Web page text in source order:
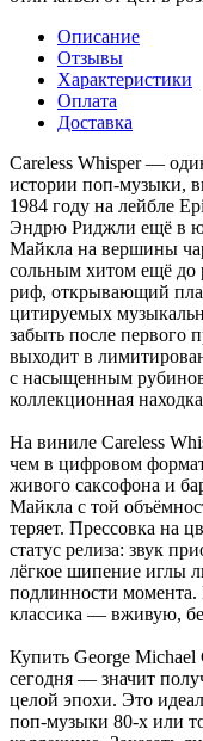
Описание
Отзывы
Характеристики
Оплата
Доставка
Careless Whisper —
истории поп-музыки,
1984 году на лейбле
Эндрю Риджли ещё в
Майкла на вершины
сольным хитом ещё до
риф, открывающий
цитируемых
забыть после первого
выходит в
с насыщенным
коллекционная
На виниле Careless
чем в цифровом
живого саксофона и
Майкла с той
теряет. Прессовка на
статус релиза: звук
лёгкое шипение иглы
подлинности
классика — вживую,
Купить George Michael
сегодня — значит
целой эпохи. Это
поп-музыки 80-х или